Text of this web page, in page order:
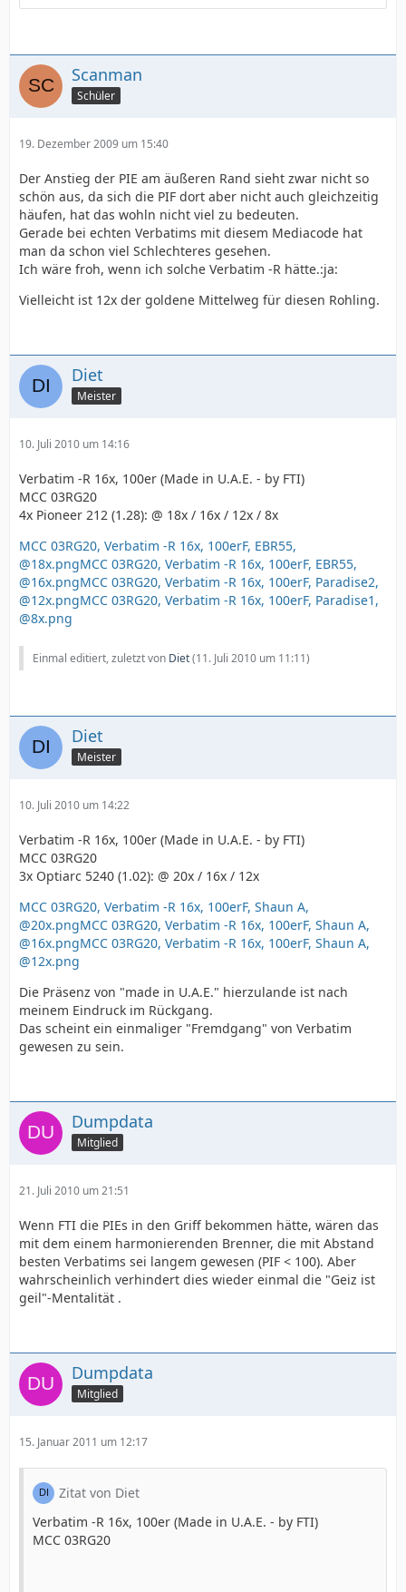
Scanman
Schüler
19. Dezember 2009 um 15:40
Der Anstieg der PIE am äußeren Rand sieht zwar nicht so
schön aus, da sich die PIF dort aber nicht auch gleichzeitig
häufen, hat das wohln nicht viel zu bedeuten.
Gerade bei echten Verbatims mit diesem Mediacode hat
man da schon viel Schlechteres gesehen.
Ich wäre froh, wenn ich solche Verbatim -R hätte.:ja:
Vielleicht ist 12x der goldene Mittelweg für diesen Rohling.
Diet
Meister
10. Juli 2010 um 14:16
Verbatim -R 16x, 100er (Made in U.A.E. - by FTI)
MCC 03RG20
4x Pioneer 212 (1.28): @ 18x / 16x / 12x / 8x
MCC 03RG20, Verbatim -R 16x, 100erF, EBR55,
@18x.pngMCC 03RG20, Verbatim -R 16x, 100erF, EBR55,
@16x.pngMCC 03RG20, Verbatim -R 16x, 100erF, Paradise2,
@12x.pngMCC 03RG20, Verbatim -R 16x, 100erF, Paradise1,
@8x.png
Einmal editiert, zuletzt von Diet(11. Juli 2010 um 11:11)
Diet
Meister
10. Juli 2010 um 14:22
Verbatim -R 16x, 100er (Made in U.A.E. - by FTI)
MCC 03RG20
3x Optiarc 5240 (1.02): @ 20x / 16x / 12x
MCC 03RG20, Verbatim -R 16x, 100erF, Shaun A,
@20x.pngMCC 03RG20, Verbatim -R 16x, 100erF, Shaun A,
@16x.pngMCC 03RG20, Verbatim -R 16x, 100erF, Shaun A,
@12x.png
Die Präsenz von "made in U.A.E." hierzulande ist nach
meinem Eindruck im Rückgang.
Das scheint ein einmaliger "Fremdgang" von Verbatim
gewesen zu sein.
Dumpdata
Mitglied
21. Juli 2010 um 21:51
Wenn FTI die PIEs in den Griff bekommen hätte, wären das
mit dem einem harmonierenden Brenner, die mit Abstand
besten Verbatims sei langem gewesen (PIF < 100). Aber
wahrscheinlich verhindert dies wieder einmal die "Geiz ist
geil"-Mentalität .
Dumpdata
Mitglied
15. Januar 2011 um 12:17
Zitat von Diet
Verbatim -R 16x, 100er (Made in U.A.E. - by FTI)
MCC 03RG20